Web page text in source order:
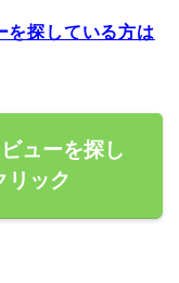
を探している方は
ューを探し
リック